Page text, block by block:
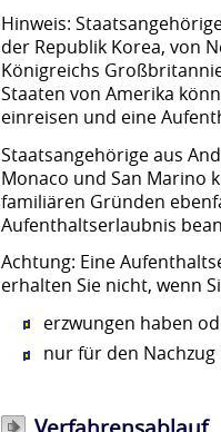
Hinweis:
der Republik Korea, von
Königreichs
Staaten von Amerika
einreisen und eine
Staatsangehörige aus
Monaco und San Marino
familiären Gründen
Aufenthaltserlaubnis
Achtung: Eine
erhalten Sie nicht, wenn
erzwungen haben
nur für den